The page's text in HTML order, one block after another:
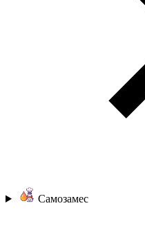
Самозамес